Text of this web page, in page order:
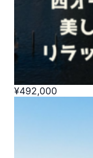
¥492,000